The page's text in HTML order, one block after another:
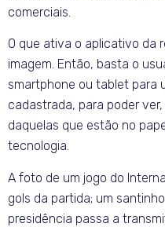
comerciais.
O que ativa o aplicativo da
imagem. Então, basta o
smartphone ou tablet para
cadastrada, para poder
daquelas que estão no
tecnologia.
A foto de um jogo do
gols da partida; um
presidência passa a